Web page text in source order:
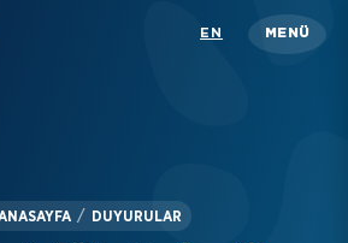
EN MENÜ
/ DUYURULAR